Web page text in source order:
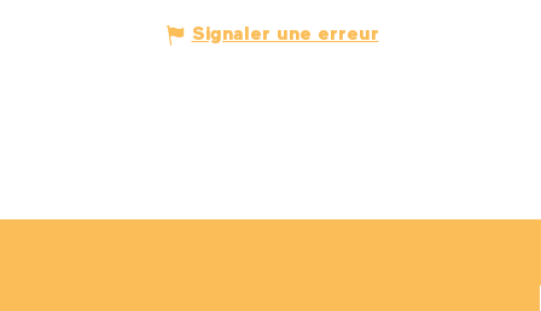
Signaler une erreur